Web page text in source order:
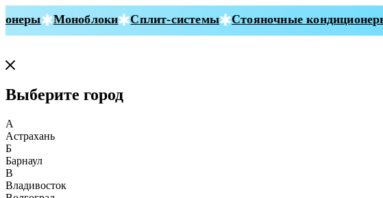
Моноблоки Сплит-системы Стояночные кондиционеры
Выберите город
А
Астрахань
Б
Барнаул
В
Владивосток